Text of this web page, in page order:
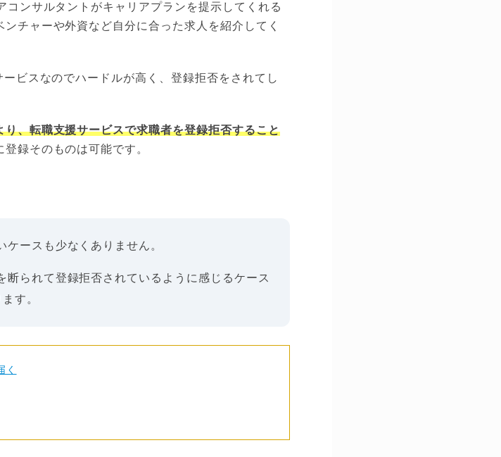
ンサルタントがキャリアプランを提示してくれる
チャーや外資など自分に合った求人を紹介してく
ビスなのでハードルが高く、登録拒否をされてし
、転職支援サービスで求職者を登録拒否すること
録そのものは可能です。
ースも少なくありません。
られて登録拒否されているように感じるケース
す。
く